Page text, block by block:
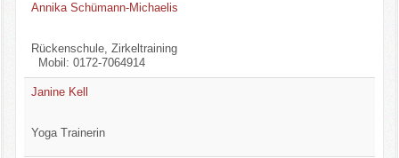
Annika Schümann-Michaelis
Rückenschule, Zirkeltraining
Mobil: 0172-7064914
Janine Kell
Yoga Trainerin